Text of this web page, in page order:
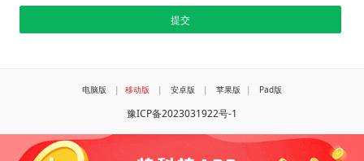
电脑版 | 移动版 | 安卓版 | 苹果版 | Pad版
豫ICP备2023031922号-1